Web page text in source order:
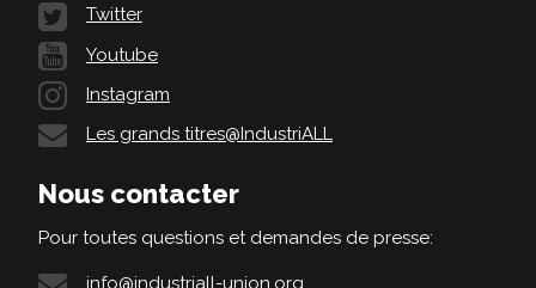
Twitter
Youtube
Instagram
Les grands titres@IndustriALL
Nous contacter
Pour toutes questions et demandes de presse:
info@industriall-union.org